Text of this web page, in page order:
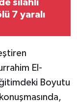
silahlı
7 yaralı
El-
Boyutu